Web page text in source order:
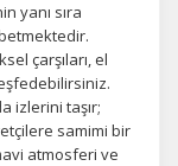
için
devam
yanı sıra
çarşıları, el
izlerini taşır;
samimi bir
atmosferi ve